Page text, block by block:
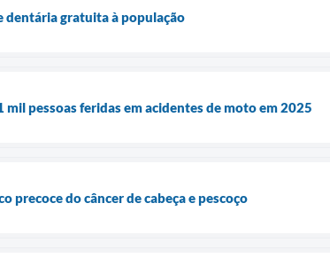
dentária gratuita à população
pessoas feridas em acidentes de moto em 2025
precoce do câncer de cabeça e pescoço